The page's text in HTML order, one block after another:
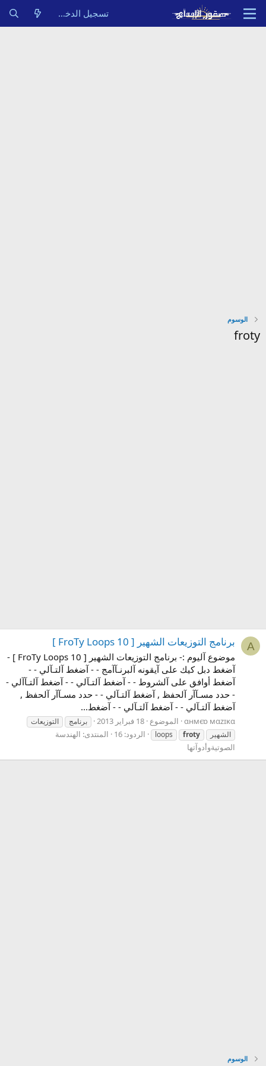
تسجيل الدخول
الوسوم
froty
Α برنامج التوزيعات الشهير [ FroTy Loops 10 ]
موضوع آليوم :- برنامج التوزيعات الشهير [ FroTy Loops 10 ] -
آضغط دبل كيك على آيقونه آلبرنـآآمج - - آضغط آلتـآلي - -
آضغط أوافق على آلشروط - - آضغط آلتـآلي - - آضغط آلتـآآلي -
- حدد مسـآآر آلحفظ , آضغط آلتـآلي - - حدد مسـآآر آلحفظ ,
آضغط آلتـآلي - - آضغط آلتـآلي - - آضغط...
αнмєɒ мαzɪĸα الموضوع 18 فبراير 2013 برنامج
التوزيعات
الشهير
froty
loops الردود: 16 المنتدى: الهندسة
الصوتيةوأدوآتها
الوسوم